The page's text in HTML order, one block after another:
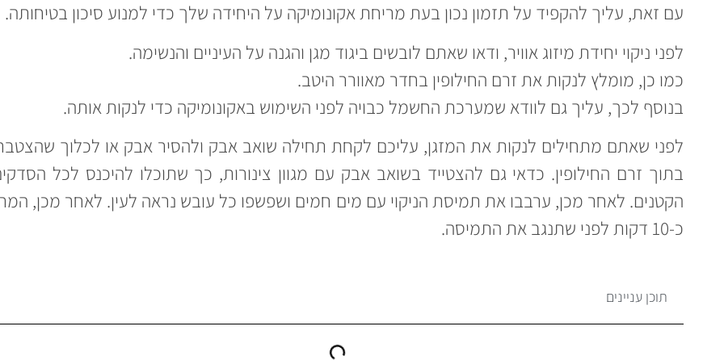
עם זאת, עליך להקפיד על תזמון נכון בעת מריחת אקונומיקה על היחידה שלך כדי למנוע סיכון בטיחותה.
לפני ניקוי יחידת מיזוג אוויר, ודאו שאתם לובשים ביגוד מגן והגנה על העיניים והנשימה.
כמו כן, מומלץ לנקות את זרם החילופין בחדר מאוורר היטב.
בנוסף לכך, עליך גם לוודא שמערכת החשמל כבויה לפני השימוש באקונומיקה כדי לנקות אותה.
לפני שאתם מתחילים לנקות את המזגן, עליכם לקחת תחילה שואב אבק ולהסיר אבק או לכלוך
בתוך זרם החילופין. כדאי גם להצטייד בשואב אבק עם מגוון צינורות, כך שתוכלו להיכנס לכל
הקטנים. לאחר מכן, ערבבו את תמיסת הניקוי עם מים חמים ושפשפו כל עובש נראה לעין. לאחר מכן,
כ-10 דקות לפני שתנגב את התמיסה.
תוכן עניינים